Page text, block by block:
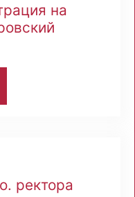
на
ректора